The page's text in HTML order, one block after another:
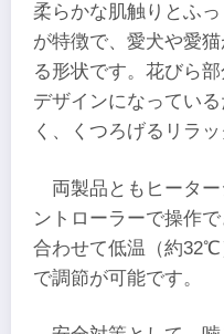
柔らかな肌触りとふ
が特徴で、愛犬や愛
る形状です。花びら
デザインになってい
く、くつろげるリラ
両製品ともヒータ
ントローラーで操作
合わせて低温（約
で調節が可能です。